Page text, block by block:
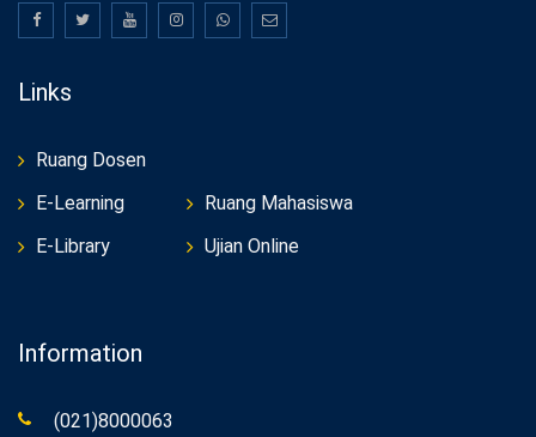
Links
Ruang Dosen
E-Learning
E-Library
Ruang Mahasiswa
Ujian Online
Information
(021)8000063